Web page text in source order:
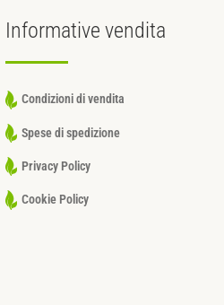
Informative vendita
Condizioni di vendita
Spese di spedizione
Privacy Policy
Cookie Policy